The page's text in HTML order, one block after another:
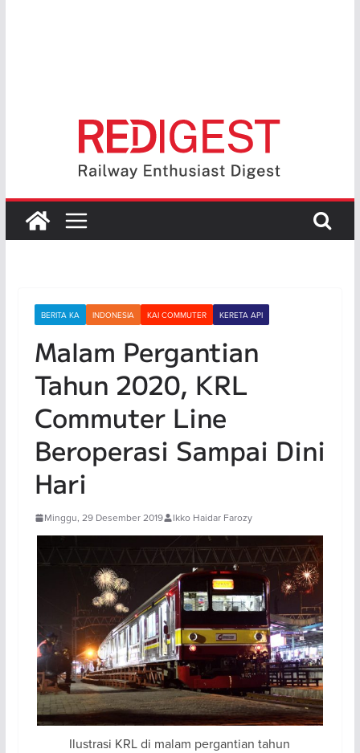
BERITA KA INDONESIA KAI COMMUTER KERETA API
Malam Pergantian
Tahun 2020, KRL
Commuter Line
Beroperasi Sampai Dini
Hari
Minggu, 29 Desember 2019 Ikko Haidar Farozy
Ilustrasi KRL di malam pergantian tahun